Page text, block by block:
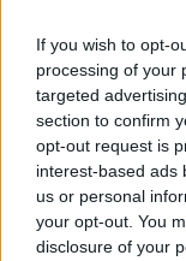
If you wish to opt-
processing of your
targeted
section to confirm
opt-out request is
interest-based ads
us or personal
your opt-out. You
disclosure of your